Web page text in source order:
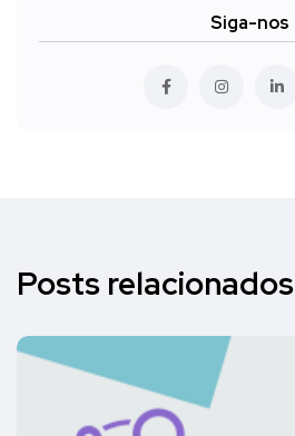
Siga-nos
Posts relacionados